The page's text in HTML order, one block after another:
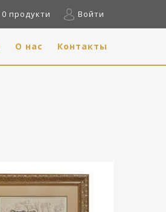
0 продукти Войти
О нас Контакты